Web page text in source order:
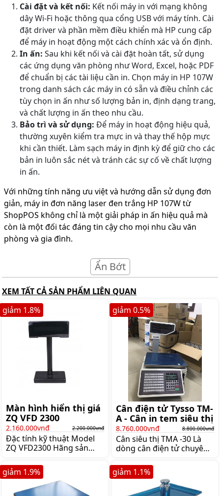
Cài đặt và kết nối: Kết nối máy in với mạng không
dây Wi-Fi hoặc thông qua cổng USB với máy tính. Cài
đặt driver và phần mềm điều khiển mà HP cung cấp
để máy in hoạt động một cách chính xác và ổn định.
In ấn: Sau khi kết nối và cài đặt hoàn tất, sử dụng
các ứng dụng văn phòng như Word, Excel, hoặc PDF
để chuẩn bị các tài liệu cần in. Chọn máy in HP 107W
trong danh sách các máy in có sẵn và điều chỉnh các
tùy chọn in ấn như số lượng bản in, định dạng trang,
và chất lượng in ấn theo nhu cầu.
Bảo trì và sử dụng: Để máy in hoạt động hiệu quả,
thường xuyên kiểm tra mực in và thay thế hộp mực
khi cần thiết. Làm sạch máy in định kỳ để giữ cho các
bản in luôn sắc nét và tránh các sự cố về chất lượng
in ấn.
Với những tính năng ưu việt và hướng dẫn sử dụng đơn
giản, máy in đơn năng laser đen trắng HP 107W từ
ShopPOS không chỉ là một giải pháp in ấn hiệu quả mà
còn là một đối tác đáng tin cậy cho mọi nhu cầu văn
phòng và gia đình.
Ẩn Bớt
XEM TẤT CẢ SẢN PHẨM LIÊN QUAN
Màn hình hiển thị giá
ZQ VFD 2300
2.160.000vnđ 2.200.000vnđ
Đặc tính kỹ thuật Model
ZQ VFD2300 Hãng sản
hiển thị 20 *2 line Màu sắc
đen Kết nối USB RS232
Kích thước 225x92x62mm
giảm 1.8%
Cân điện tử Tysso TM-
A - Cân in tem siêu thị
8.760.000vnđ 8.800.000vnđ
Cân siêu thị TMA -30 Là
dòng cân điện tử chuyên
cửa hàng công ty sản xuất
chế biến thực phẩm hoa
quả sạch … Đây là dòng
giảm 0.5%
giảm 1.9% giảm 1.1%